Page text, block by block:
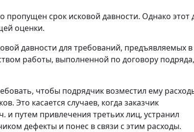
пропущен срок исковой давности. Однако этот
оценки.
давности для требований, предъявляемых в
работы, выполненной по договору подряда,
чтобы подрядчик возместил ему
Это касается случаев, когда заказчик
и путем привлечения третьих лиц, устранил
дефекты и понес в связи с этим расходы.